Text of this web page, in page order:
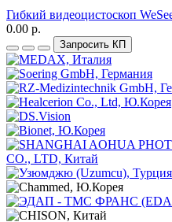
Гибкий видеоцистоскоп
0.00 р.
Запросить КП